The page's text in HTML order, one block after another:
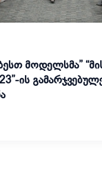
მოდელსმა”
ის